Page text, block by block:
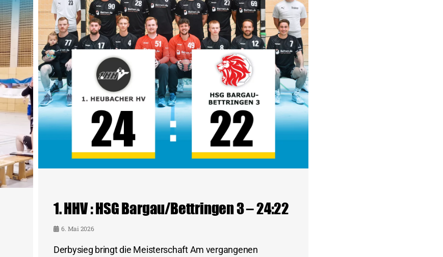
1. HHV : HSG Bargau/Bettringen 3 – 24:22
6. Mai 2026
Derbysieg bringt die Meisterschaft Am vergangenen